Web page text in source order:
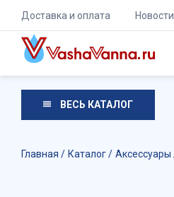
Доставка и оплата Новости
ВЕСЬ КАТАЛОГ
Главная Каталог Аксессуары